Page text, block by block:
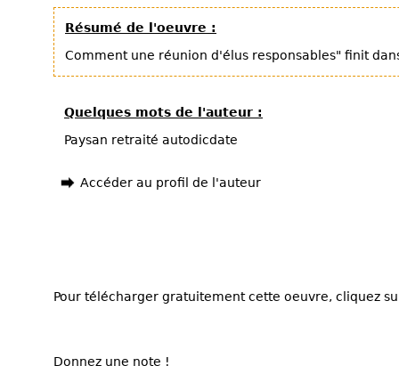
Résumé de l'oeuvre :
Comment une réunion d'élus responsables" finit
Quelques mots de l'auteur :
Paysan retraité autodicdate
Accéder au profil de l'auteur
Pour télécharger gratuitement cette oeuvre, cliquez
Donnez une note !